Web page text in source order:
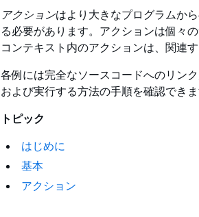
アクションはより大きなプログラムか
る必要があります。アクションは個々
コンテキスト内のアクションは、関連
各例には完全なソースコードへのリン
および実行する方法の手順を確認できま
トピック
はじめに
基本
アクション